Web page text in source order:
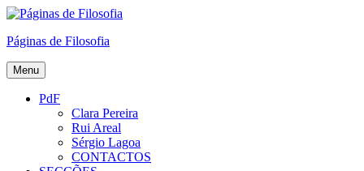
Skip
content
Páginas de Filosofia
Menu
PdF
Clara Pereira
Rui Areal
Sérgio Lagoa
CONTACTOS